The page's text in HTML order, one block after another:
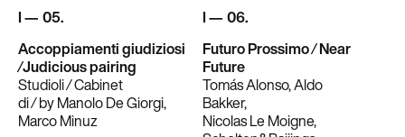
I — 05.
Accoppiamenti giudiziosi
⁄Judicious pairing
Studioli ⁄ Cabinet
di ⁄ by Manolo De Giorgi,
Marco Minuz
I — 06.
Futuro Prossimo ⁄ Near
Future
Tomás Alonso, Aldo
Bakker,
Nicolas Le Moigne,